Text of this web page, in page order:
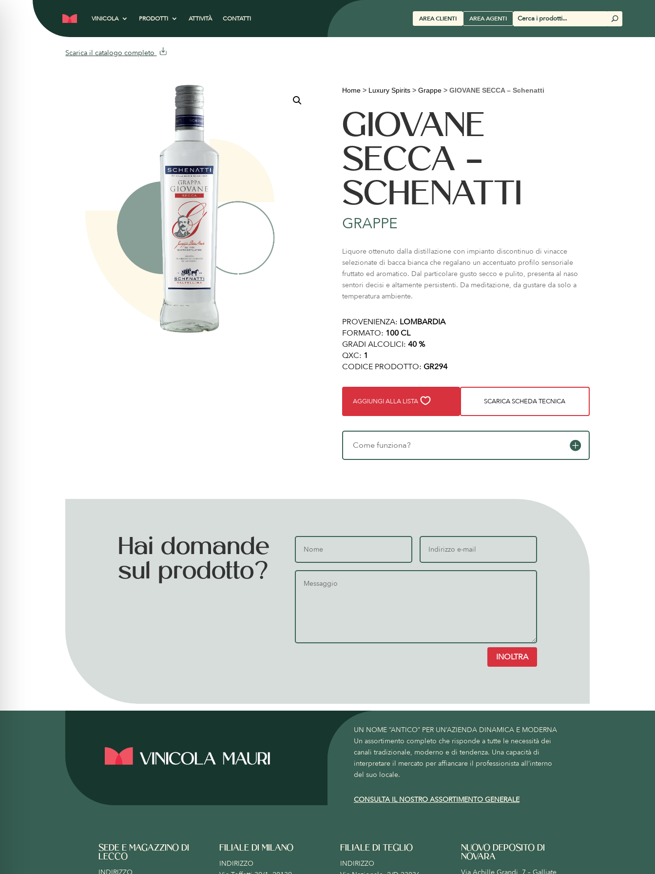
VINICOLA PRODOTTI ATTIVITÀ CONTATTI AREA CLIENTI AREA AGENTI
Cerca
prodotti
U
Scarica il catalogo completo
Home> Luxury Spirits> Grappe> GIOVANE SECCA – Schenatti
GIOVANE
SECCA –
SCHENATTI
GRAPPE
Liquore ottenuto dalla distillazione con impianto discontinuo di vinacce
selezionate di bacca bianca che regalano un accentuato profilo sensoriale
fruttato ed aromatico. Dal particolare gusto secco e pulito, presenta al naso
sentori decisi e altamente persistenti. Da meditazione, da gustare da solo a
temperatura ambiente.
PROVENIENZA: LOMBARDIA
FORMATO: 100 CL
GRADI ALCOLICI: 40 %
QXC: 1
CODICE PRODOTTO: GR294
AGGIUNGI ALLA LISTA SCARICA SCHEDA TECNICA
Come funziona?
Hai domande
sul prodotto?
INOLTRA
UN NOME “ANTICO” PER UN’AZIENDA DINAMICA E MODERNA
Un assortimento completo che risponde a tutte le necessità dei
canali tradizionale, moderno e di tendenza. Una capacità di
interpretare il mercato per affiancare il professionista all’interno
del suo locale.
CONSULTA IL NOSTRO ASSORTIMENTO GENERALE
SEDE E MAGAZZINO DI
LECCO
FILIALE DI MILANO
INDIRIZZO
FILIALE DI TEGLIO
INDIRIZZO
NUOVO DEPOSITO DI
NOVARA